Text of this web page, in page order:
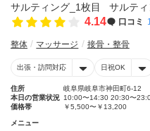
4.14 口コミ
整体 マッサージ 接骨・整骨
出張・訪問対応 日祝OK
住所
岐阜県岐阜市神田町6-12
本日の営業状況 10:00〜14:30 20:30〜
価格帯
￥5,500〜￥13,200
メニュー